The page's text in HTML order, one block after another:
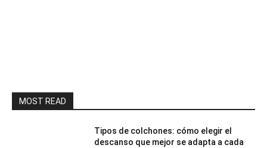
MOST READ
Tipos de colchones: cómo elegir el
descanso que mejor se adapta a cada